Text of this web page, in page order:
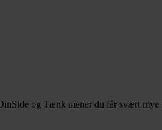
og Tænk mener du får svært mye